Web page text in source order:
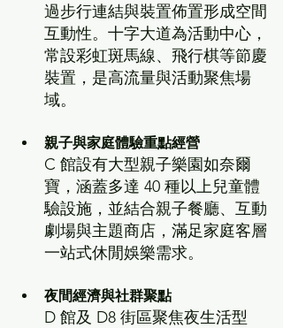
過步行連結與裝置佈置形成空間
互動性。十字大道為活動中心，
常設彩虹斑馬線、飛行棋等節慶
裝置，是高流量與活動聚焦場
域。
親子與家庭體驗重點經營
C 館設有大型親子樂園如奈爾
寶，涵蓋多達 40 種以上兒童體
驗設施，並結合親子餐廳、互動
劇場與主題商店，滿足家庭客層
一站式休閒娛樂需求。
夜間經濟與社群聚點
D 館及 D8 街區聚焦夜生活型